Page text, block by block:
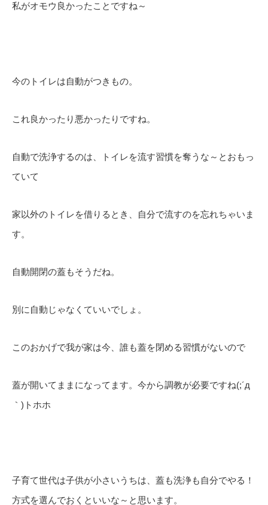
私がオモウ良かったことですね～
今のトイレは自動がつきもの。
これ良かったり悪かったりですね。
自動で洗浄するのは、トイレを流す習慣を奪うな～とおもっ
ていて
家以外のトイレを借りるとき、自分で流すのを忘れちゃいま
す。
自動開閉の蓋もそうだね。
別に自動じゃなくていいでしょ。
このおかげで我が家は今、誰も蓋を閉める習慣がないので
蓋が開いてままになってます。今から調教が必要ですね(;´д
｀)トホホ
子育て世代は子供が小さいうちは、蓋も洗浄も自分でやる！
方式を選んでおくといいな～と思います。